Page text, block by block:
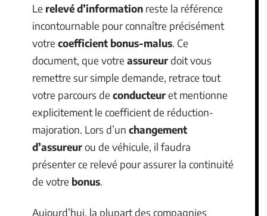
Le relevé d’information reste la référence
incontournable pour connaître précisément
votre coefficient bonus-malus. Ce
document, que votre assureurdoit vous
remettre sur simple demande, retrace tout
votre parcours de conducteuret mentionne
explicitement le coefficient de réduction-
majoration. Lors d’un changement
d’assureurou de véhicule, il faudra
présenter ce relevé pour assurer la continuité
de votre bonus.
Aujourd’hui, la plupart des compagnies